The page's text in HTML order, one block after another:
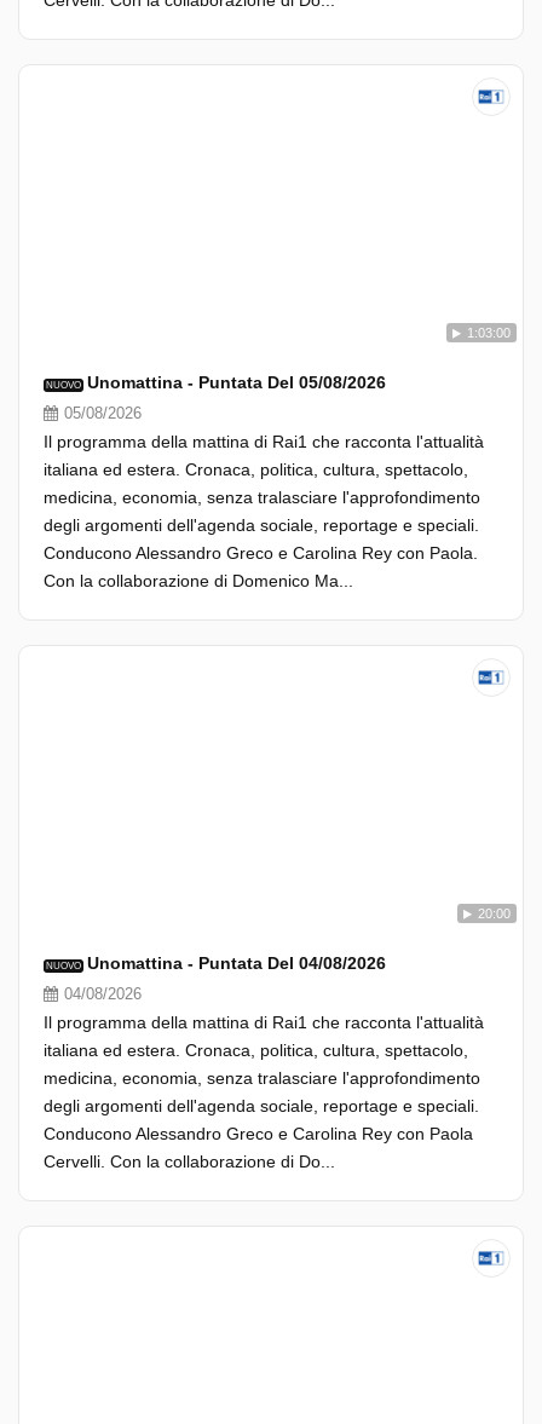
1:03:00
NUOVO Unomattina - Puntata Del 05/08/2026
05/08/2026
Il programma della mattina di Rai1 che racconta l'attualità
italiana ed estera. Cronaca, politica, cultura, spettacolo,
medicina, economia, senza tralasciare l'approfondimento
degli argomenti dell'agenda sociale, reportage e speciali.
Conducono Alessandro Greco e Carolina Rey con Paola.
Con la collaborazione di Domenico Ma...
20:00
NUOVO Unomattina - Puntata Del 04/08/2026
04/08/2026
Il programma della mattina di Rai1 che racconta l'attualità
italiana ed estera. Cronaca, politica, cultura, spettacolo,
medicina, economia, senza tralasciare l'approfondimento
degli argomenti dell'agenda sociale, reportage e speciali.
Conducono Alessandro Greco e Carolina Rey con Paola
Cervelli. Con la collaborazione di Do...